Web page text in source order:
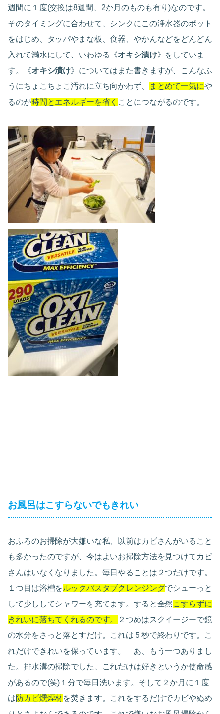
週間に１度(交換は8週間、2か月のものも有り)なのです。
そのタイミングに合わせて、シンクにこの浄水器のポット
をはじめ、タッパやまな板、食器、やかんなどをどんどん
入れて満水にして、いわゆる《オキシ漬け》をしていま
す。《オキシ漬け》についてはまた書きますが、こんなふ
うにちょこちょこ汚れに立ち向かわず、
まとめて一気にや
るのが時間とエネルギーを省く ことにつながるのです。
お風呂はこすらないでもきれい
おふろのお掃除が大嫌いな私、以前はカビさんがいること
も多かったのですが、今はよいお掃除方法を見つけてカビ
さんはいなくなりました。毎日やることは２つだけです。
１つ目は浴槽をルックバスタブクレンジングでシューっと
して少ししてシャワーを充てます。すると全然こすらずに
きれいに落ちてくれるのです。
２つめはスクイージーで鏡
の水分をさっと落とすだけ。これは５秒で終わりです。こ
れだけできれいを保っています。 あ、もう一つありまし
た。排水溝の掃除でした、これだけは好きというか使命感
があるので(笑)１分で毎日洗います。そして２か月に１度
は防カビ燻煙材を焚きます。これをするだけでカビやぬめ